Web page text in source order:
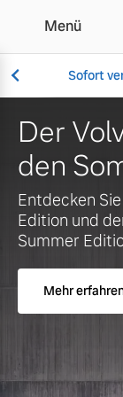
Ihr
Menü
Sofort
6 Modelle
Plug-in
Unser
Volvo EX30
EX30